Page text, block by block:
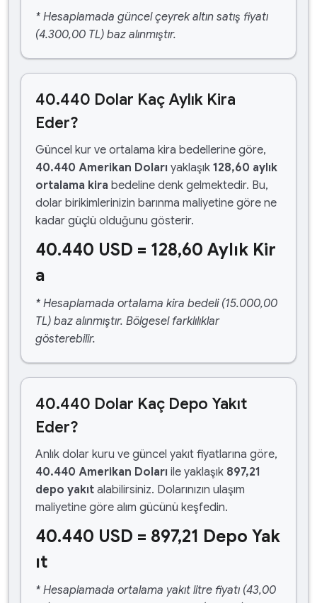
* Hesaplamada güncel çeyrek altın satış fiyatı
(4.300,00 TL) baz alınmıştır.
40.440 Dolar Kaç Aylık Kira
Eder?
Güncel kur ve ortalama kira bedellerine göre,
40.440 Amerikan Doları yaklaşık 128,60 aylık
ortalama kira bedeline denk gelmektedir. Bu,
dolar birikimlerinizin barınma maliyetine göre ne
kadar güçlü olduğunu gösterir.
40.440 USD = 128,60 Aylık Kir
a
* Hesaplamada ortalama kira bedeli (15.000,00
TL) baz alınmıştır. Bölgesel farklılıklar
gösterebilir.
40.440 Dolar Kaç Depo Yakıt
Eder?
Anlık dolar kuru ve güncel yakıt fiyatlarına göre,
40.440 Amerikan Doları ile yaklaşık 897,21
depo yakıt alabilirsiniz. Dolarınızın ulaşım
maliyetine göre alım gücünü keşfedin.
40.440 USD = 897,21 Depo Yak
ıt
* Hesaplamada ortalama yakıt litre fiyatı (43,00